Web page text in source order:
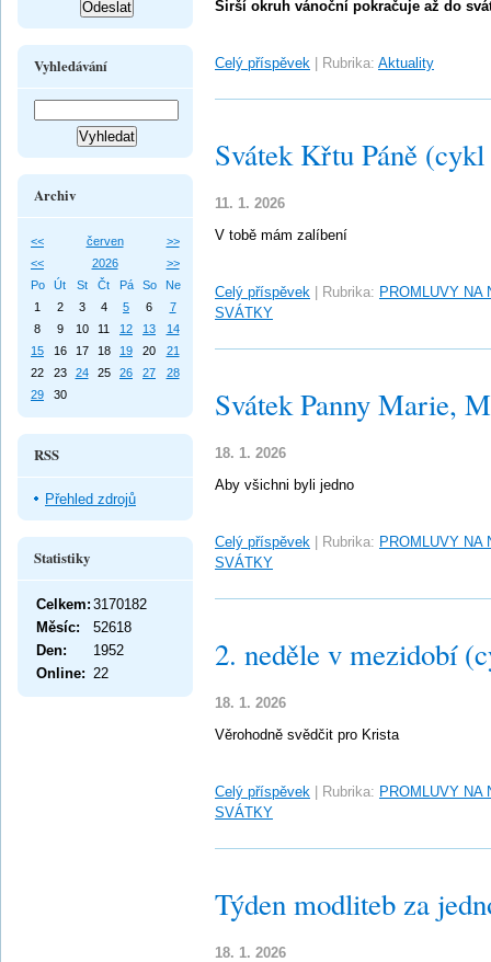
Širší okruh vánoční pokračuje až do
Celý příspěvek Rubrika: Aktuality
Svátek Křtu Páně
11. 1. 2026
V tobě mám zalíbení
Celý příspěvek Rubrika: PROMLUVY NA
SVÁTKY
Svátek Panny Marie,
18. 1. 2026
Aby všichni byli jedno
Celý příspěvek Rubrika: PROMLUVY NA
SVÁTKY
2. neděle v mezidobí
18. 1. 2026
Věrohodně svědčit pro Krista
Celý příspěvek Rubrika: PROMLUVY NA
SVÁTKY
Týden modliteb za
18. 1. 2026
Vyhledávání
Archiv
<< červen
>>
<<
2026
>>
Po
Út St Čt Pá So
Ne
1
2 3 4 5 6
7
8
9 10 11 12 13
14
15
16 17 18 19 20
21
22
23 24 25 26 27
28
29
30
RSS
Přehled zdrojů
Statistiky
Online: 22
Celkem: 3170182
Měsíc:
52618
Den:
1952